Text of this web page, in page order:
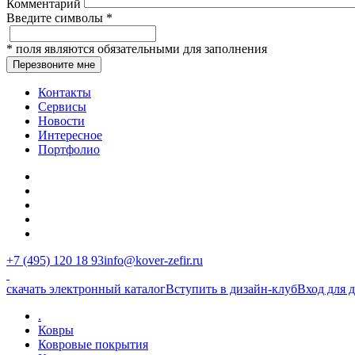
Комментарий
Введите символы *
* поля являются обязательными для заполнения
Перезвоните мне
Контакты
Сервисы
Новости
Интересное
Портфолио
+7 (495) 120 18 93info@kover-zefir.ru
скачать электронный каталогВступить в дизайн-клубВход для
.
Ковры
Ковровые покрытия